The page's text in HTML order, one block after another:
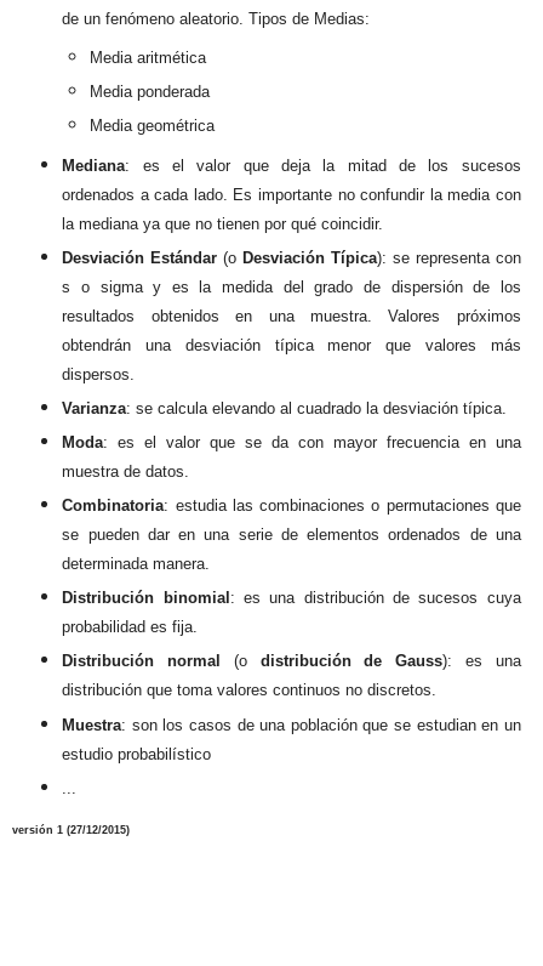
de un fenómeno aleatorio . Tipos de Medias:
Media aritmética
Media ponderada
Media geométrica
Mediana: es el valor que deja la mitad de los sucesos
ordenados a cada lado. Es importante no confundir la media con
la mediana ya queno tienen por qué coincidir.
Desviación Estándar(o Desviación Típica): se representa con
s o sigma y es la medida del grado de dispersión de los
resultados obtenidosen una muestra. Valores próximos
obtendrán una desviación típica menor que valores más
dispersos.
Varianza: se calcula elevando al cuadrado la desviación típica.
Moda: es el valor que se da con mayor frecuencia en una
muestra de datos.
Combinatoria: estudia las combinacioneso permutaciones que
se pueden dar en una serie de elementos ordenados de una
determinada manera.
Distribución binomial : es una distribución de sucesos cuya
probabilidad es fija.
Distribución normal (o distribución de Gauss): es una
distribución que toma valores continuos no discretos.
Muestra: son loscasos de una poblaciónque se estudian en un
estudio probabilístico
versión 1 (27/12/2015)